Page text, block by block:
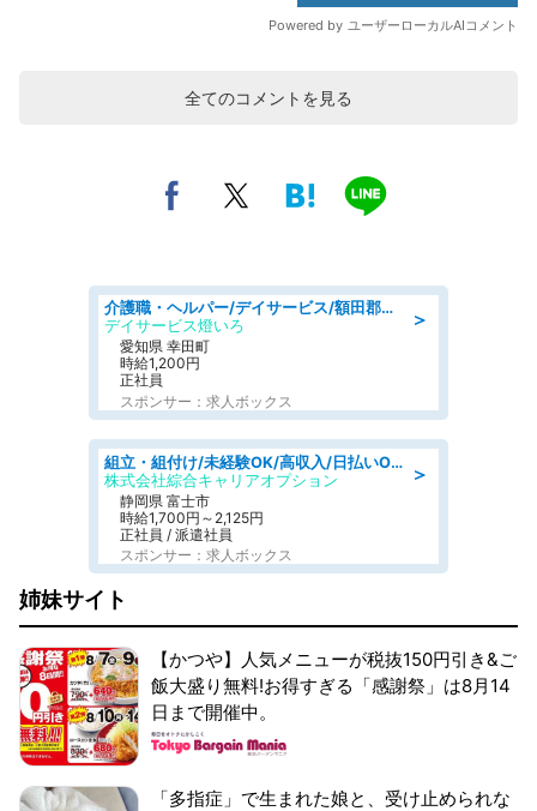
全てのコメントを見る
＞
介護職・ヘルパー/デイサービス/額田郡幸田町/JR東海道本線 幸田/愛知県
デイサービス燈いろ
愛知県 幸田町
時給1,200円
正社員
スポンサー：求人ボックス
＞
組立・組付け/未経験OK/高収入/日払いOK/交替制/20・30・40代活躍中
株式会社綜合キャリアオプション
静岡県 富士市
時給1,700円～2,125円
正社員 / 派遣社員
スポンサー：求人ボックス
姉妹サイト
【かつや】人気メニューが税抜150円引き&ご
飯大盛り無料!お得すぎる「感謝祭」は8月14
日まで開催中。
「多指症」で生まれた娘と、受け止められな